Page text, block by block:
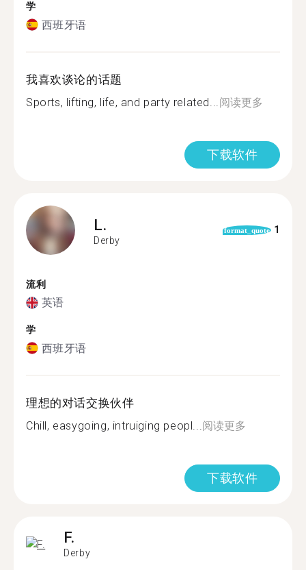
学
西班牙语
我喜欢谈论的话题
Sports, lifting, life, and party related... 阅读更多
下载软件
L.
Derby
format_quote 1
流利
英语
学
西班牙语
理想的对话交换伙伴
Chill, easygoing, intruiging peopl... 阅读更多
下载软件
F.
Derby